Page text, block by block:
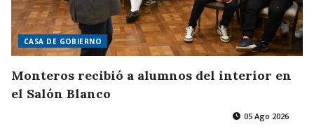
CASA DE GOBIERNO
Monteros recibió a alumnos del interior en
el Salón Blanco
05 Ago 2026